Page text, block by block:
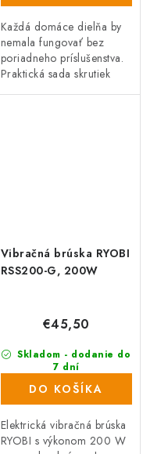
Každá domáce dielňa by
nemala fungovať bez
poriadneho príslušenstva.
Praktická sada skrutiek
Vibračná brúska RYOBI
RSS200-G, 200W
Skladom - dodanie do
7 dní
(988 ks)
€45,50
DO KOŠÍKA
Elektrická vibračná brúska
RYOBI s výkonom 200 W